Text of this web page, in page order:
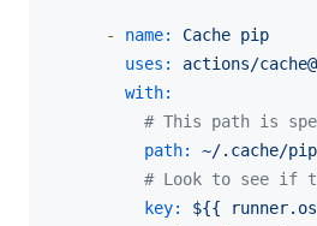
- name: Cache pip
uses:
actions/
with:
# This path is
path:
~/.cache/pip
# Look to see if
key:
${{ runner.os